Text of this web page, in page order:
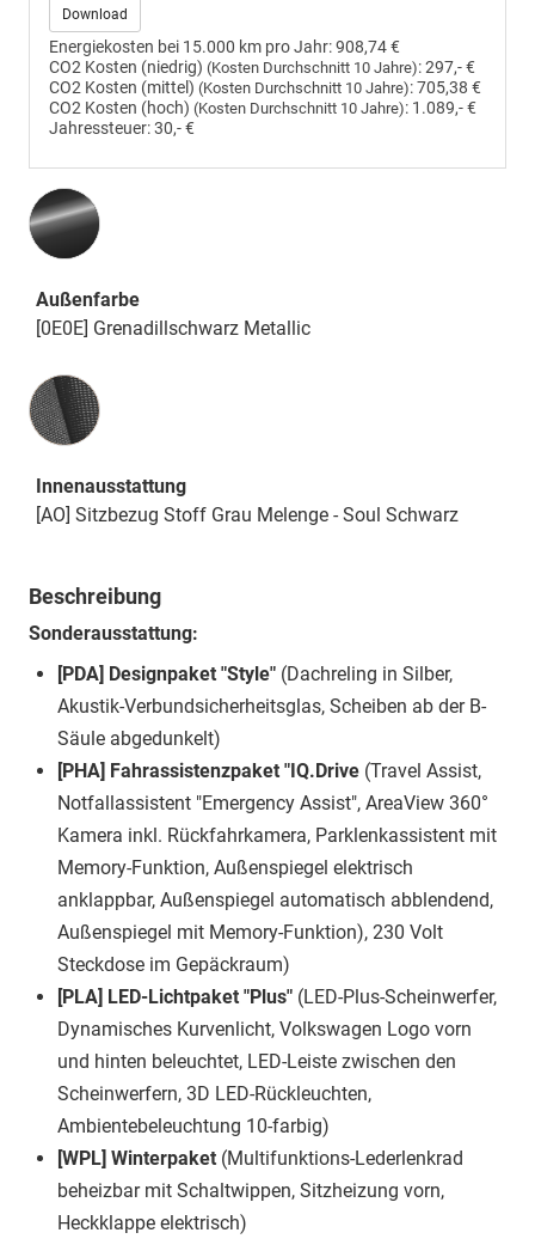
Download
Energiekosten bei 15.000 km pro Jahr:908,74 €
CO2 Kosten (niedrig) (Kosten Durchschnitt 10 Jahre):297,- €
CO2 Kosten (mittel) (Kosten Durchschnitt 10 Jahre):705,38 €
CO2 Kosten (hoch) (Kosten Durchschnitt 10 Jahre): 1.089,- €
Jahressteuer:30,- €
Außenfarbe
[0E0E] Grenadillschwarz Metallic
Innenausstattung
Innenausstattung
[AO] Sitzbezug Stoff Grau Melenge - Soul Schwarz
Beschreibung
Sonderausstattung:
[PDA] Designpaket "Style" (Dachreling in Silber,
Akustik-Verbundsicherheitsglas, Scheiben ab der B-
Säule abgedunkelt)
[PHA] Fahrassistenzpaket "IQ.Drive (Travel Assist,
Notfallassistent "Emergency Assist", AreaView 360°
Kamera inkl. Rückfahrkamera, Parklenkassistent mit
Memory-Funktion, Außenspiegel elektrisch
anklappbar, Außenspiegel automatisch abblendend,
Außenspiegel mit Memory-Funktion), 230 Volt
Steckdose im Gepäckraum)
[PLA] LED-Lichtpaket "Plus" (LED-Plus-Scheinwerfer,
Dynamisches Kurvenlicht, Volkswagen Logo vorn
und hinten beleuchtet, LED-Leiste zwischen den
Scheinwerfern, 3D LED-Rückleuchten,
Ambientebeleuchtung 10-farbig)
[WPL] Winterpaket (Multifunktions-Lederlenkrad
beheizbar mit Schaltwippen, Sitzheizung vorn,
Heckklappe elektrisch)